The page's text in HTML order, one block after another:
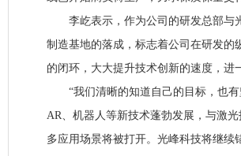
李屹表示，作为公司的研发总部与
制造基地的落成，标志着公司在研发的
的闭环，大大提升技术创新的速度，进
“我们清晰的知道自己的目标，也有
AR、机器人等新技术蓬勃发展，与激
多应用场景将被打开。光峰科技将继续